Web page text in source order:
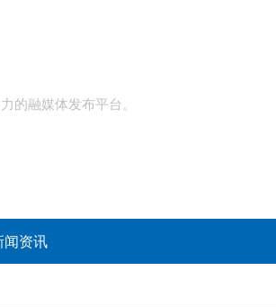
的融媒体发布平台。
闻资讯